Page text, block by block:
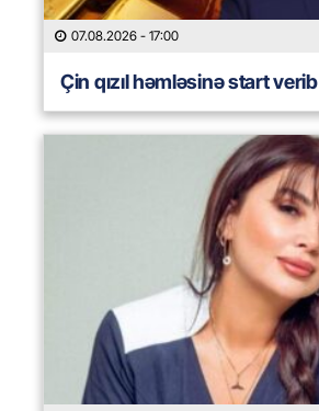
07.08.2026 - 17:00
Çin qızıl həmləsinə start verib